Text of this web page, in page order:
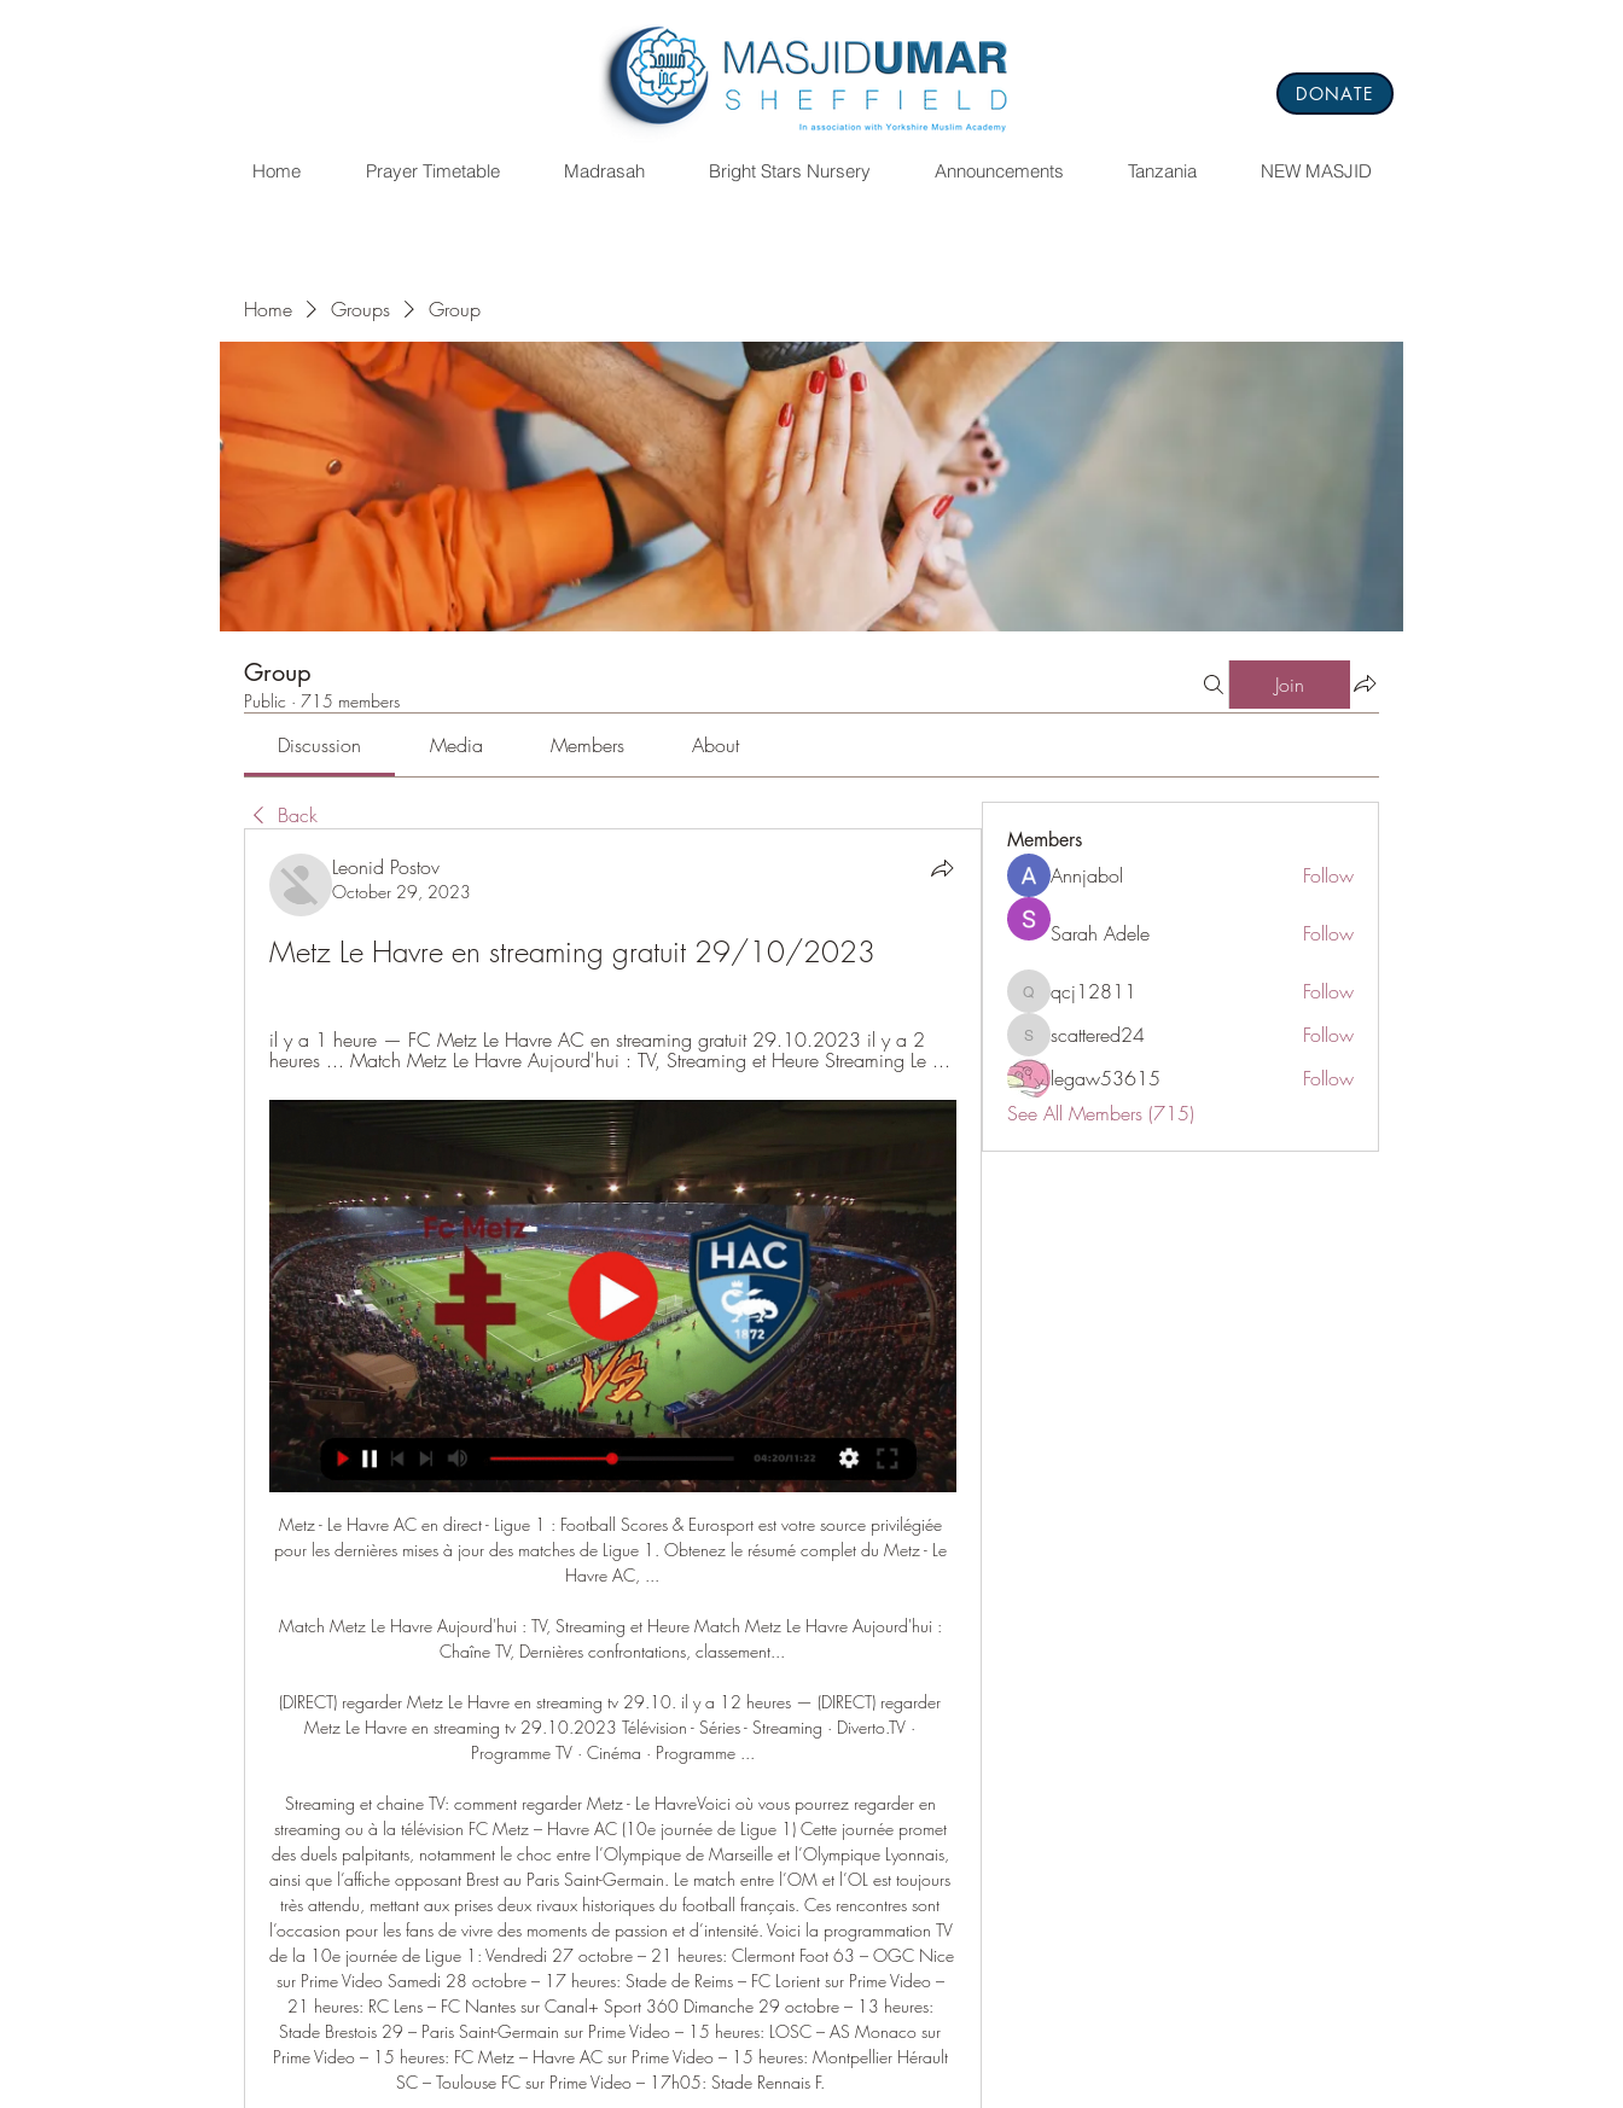
DONATE
Home Prayer Timetable Madrasah Bright Stars Nursery Announcements Tanzania NEW MASJID
Home Groups Group
Group
Public · 715 members
Join
Discussion Media Members About
Back
Leonid Postov
October 29, 2023
Metz Le Havre en streaming gratuit 29/10/2023
il y a 1 heure — FC Metz Le Havre AC en streaming gratuit 29.10.2023 il y a 2
heures ... Match Metz Le Havre Aujourd'hui : TV, Streaming et Heure Streaming Le ...
Metz - Le Havre AC en direct - Ligue 1 : Football Scores & Eurosport est votre source privilégiée
pour les dernières mises à jour des matches de Ligue 1. Obtenez le résumé complet du Metz - Le
Havre AC, ...
Match Metz Le Havre Aujourd'hui : TV, Streaming et Heure Match Metz Le Havre Aujourd'hui :
Chaîne TV, Dernières confrontations, classement...
(DIRECT) regarder Metz Le Havre en streaming tv 29.10. il y a 12 heures — (DIRECT) regarder
Metz Le Havre en streaming tv 29.10.2023 Télévision - Séries - Streaming · Diverto.TV ·
Programme TV · Cinéma · Programme ...
Streaming et chaine TV: comment regarder Metz - Le HavreVoici où vous pourrez regarder en
streaming ou à la télévision FC Metz – Havre AC (10e journée de Ligue 1) Cette journée promet
des duels palpitants, notamment le choc entre l’Olympique de Marseille et l’Olympique Lyonnais,
ainsi que l’affiche opposant Brest au Paris Saint-Germain. Le match entre l’OM et l’OL est toujours
très attendu, mettant aux prises deux rivaux historiques du football français. Ces rencontres sont
l’occasion pour les fans de vivre des moments de passion et d’intensité. Voici la programmation TV
de la 10e journée de Ligue 1: Vendredi 27 octobre – 21 heures: Clermont Foot 63 – OGC Nice
sur Prime Video Samedi 28 octobre – 17 heures: Stade de Reims – FC Lorient sur Prime Video –
21 heures: RC Lens – FC Nantes sur Canal+ Sport 360 Dimanche 29 octobre – 13 heures:
Stade Brestois 29 – Paris Saint-Germain sur Prime Video – 15 heures: LOSC – AS Monaco sur
Prime Video – 15 heures: FC Metz – Havre AC sur Prime Video – 15 heures: Montpellier Hérault
SC – Toulouse FC sur Prime Video – 17h05: Stade Rennais F.
Members
Annjabol Follow
Sarah Adele Follow
qcj12811
qcj12811 Follow
scattered24
scattered24
Follow
legaw53615
Follow
See All Members (715)